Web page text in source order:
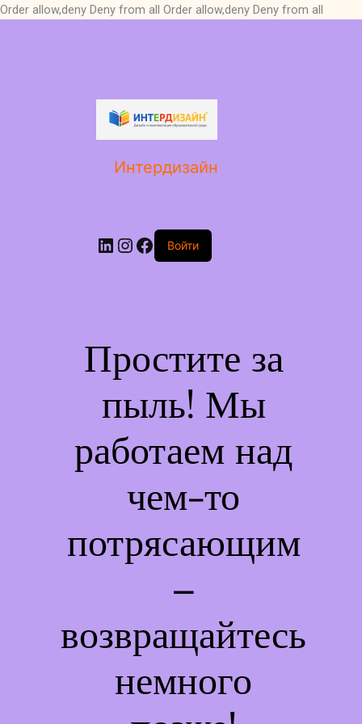
Order allow,deny Deny from all Order allow,deny Deny from all
Интердизайн
LinkedIn
Instagram
Facebook
Войти
Простите за
пыль! Мы
работаем над
чем-то
потрясающим
–
возвращайтесь
немного